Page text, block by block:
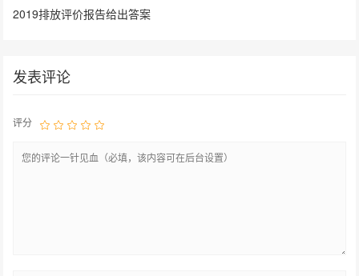
2019排放评价报告给出答案
发表评论
评分